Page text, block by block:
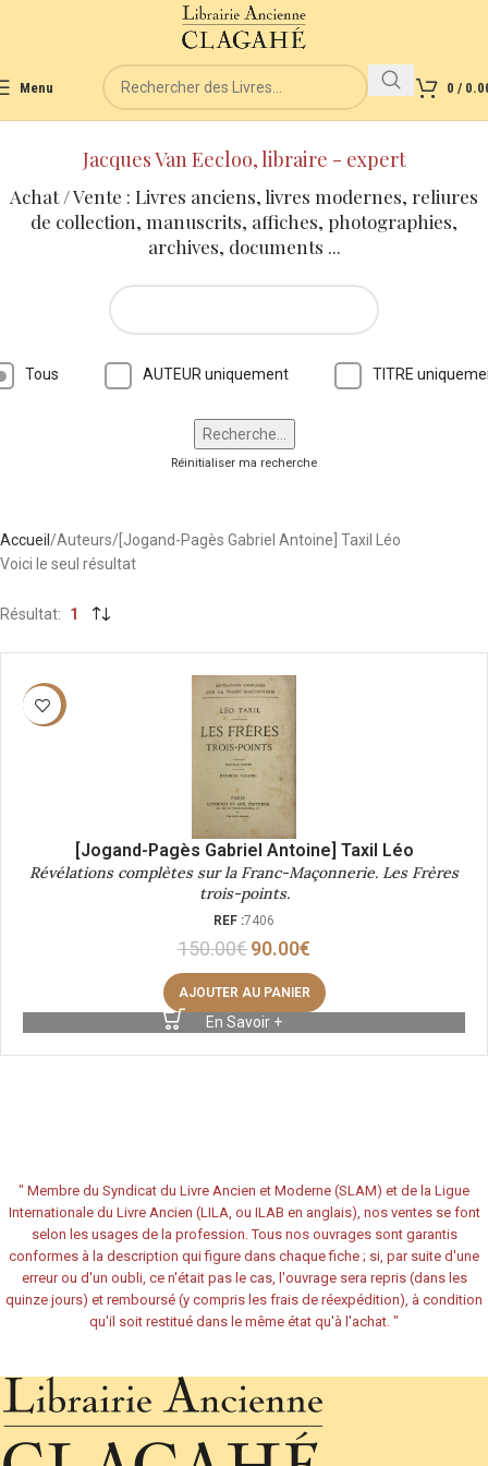
Menu 0 /
Jacques Van Eecloo, libraire - expert
Achat / Vente : Livres anciens, livres modernes, reliures
de collection, manuscrits, affiches, photographies,
archives, documents ...
Tous AUTEUR uniquement TITRE
Réinitialiser ma recherche
Accueil Auteurs
[Jogand-Pagès Gabriel Antoine] Taxil Léo
Voici le seul résultat
Résultat 1
-40%
[Jogand-Pagès Gabriel Antoine] Taxil Léo
Révélations complètes sur la Franc-Maçonnerie. Les Frères
trois-points.
REF :7406
150.00€90.00€
AJOUTER AU PANIER
En Savoir +
" Membre du Syndicat du Livre Ancien et Moderne (SLAM) et de la Ligue
Internationale du Livre Ancien (LILA, ou ILAB en anglais), nos ventes se font
selon les usages de la profession. Tous nos ouvrages sont garantis
conformes à la description qui figure dans chaque fiche ; si, par suite d'une
erreur ou d'un oubli, ce n'était pas le cas, l'ouvrage sera repris (dans les
quinze jours) et remboursé (y compris les frais de réexpédition), à condition
qu'il soit restitué dans le même état qu'à l'achat. "